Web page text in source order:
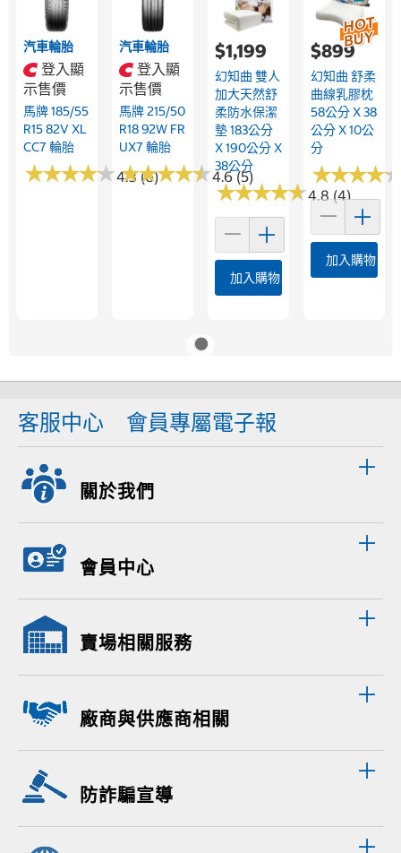
汽車輪胎
登入顯
示售價
馬牌 185/55
R15 82V XL
CC7 輪胎
★★★★★
★★★★★4.3 (6)
汽車輪胎
登入顯
示售價
馬牌 215/50
R18 92W FR
UX7 輪胎
★★★★★
★★★★★4.6 (5)
$1,199
幻知曲 雙人
加大天然舒
柔防水保潔
墊 183公分
X 190公分 X
38公分
★★★★★
★★★★★4.8 (4)
加入購物車
$899
幻知曲 舒柔
曲線乳膠枕
58公分 X 38
公分 X 10公
分
★★★★
★★★★
加入購物車
客服中心 會員專屬電子報
關於我們
會員中心
賣場相關服務
廠商與供應商相關
防詐騙宣導